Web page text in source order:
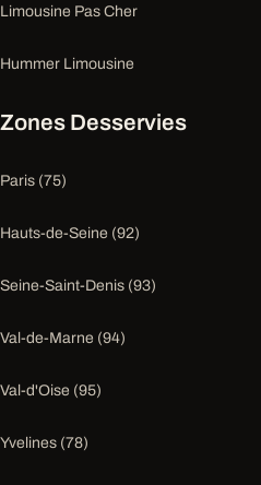
Limousine Pas Cher
Hummer Limousine
Zones Desservies
Paris (75)
Hauts-de-Seine (92)
Seine-Saint-Denis (93)
Val-de-Marne (94)
Val-d'Oise (95)
Yvelines (78)